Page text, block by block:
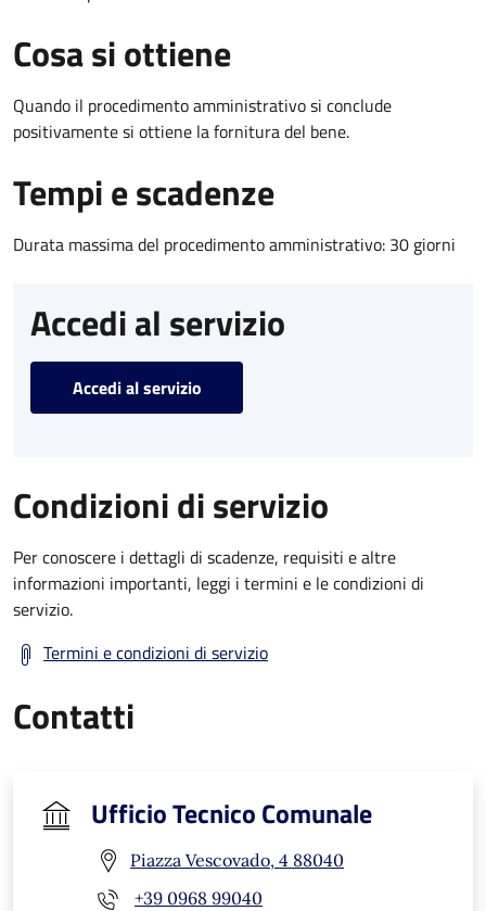
Cosa si ottiene
Quando il procedimento amministrativo si conclude
positivamente si ottiene la fornitura del bene.
Tempi e scadenze
Durata massima del procedimento amministrativo: 30 giorni
Accedi al servizio
Accedi al servizio
Condizioni di servizio
Per conoscere i dettagli di scadenze, requisiti e altre
informazioni importanti, leggi i termini e le condizioni di
servizio.
Termini e condizioni di servizio
Contatti
Ufficio Tecnico Comunale
Piazza Vescovado, 4 88040
+39 0968 99040